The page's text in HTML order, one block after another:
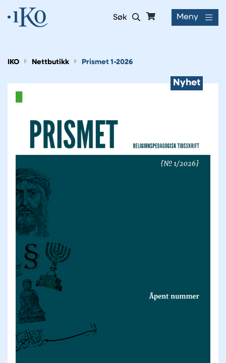
Søk Meny
IKO Nettbutikk Prismet 1-2026
Nyhet